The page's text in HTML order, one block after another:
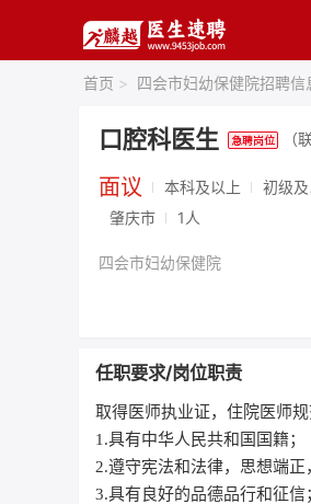
首页 > 四会市妇幼保健院招聘信
口腔科医生 （
面议 本科及以上 初级
肇庆市
1人
四会市妇幼保健院
任职要求/岗位职责
取得医师执业证，住院医师
1.具有中华人民共和国国籍；
2.遵守宪法和法律，思想端
3.具有良好的品德品行和征信